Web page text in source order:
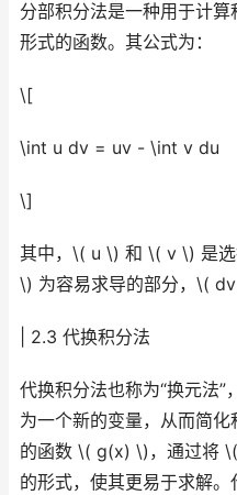
分部积分法是一种用于计
形式的函数。其公式为：
\[
\int u dv = uv - \int v du
\]
其中，\( u \) 和 \( v \) 是
\) 为容易求导的部分，\( dv
| 2.3 代换积分法
代换积分法也称为“换元法
为一个新的变量，从而简
的函数 \( g(x) \)，通过将
的形式，使其更易于求解。